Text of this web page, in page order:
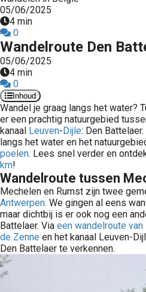
05/06/2025
4 min
0
Wandelroute Den
05/06/2025
4 min
0
Inhoud
Wandel je graag langs het water?
er een prachtig natuurgebied
kanaal Leuven-Dijle: Den
langs het water en het
poelen. Lees snel verder en
km!
Wandelroute tussen
Mechelen en Rumst zijn twee
Antwerpen. We gingen al eens
maar dichtbij is er ook nog een
Battelaer. Via een wandelroute van
de Zenne en het kanaal Leuven-
Den Battelaer te verkennen.